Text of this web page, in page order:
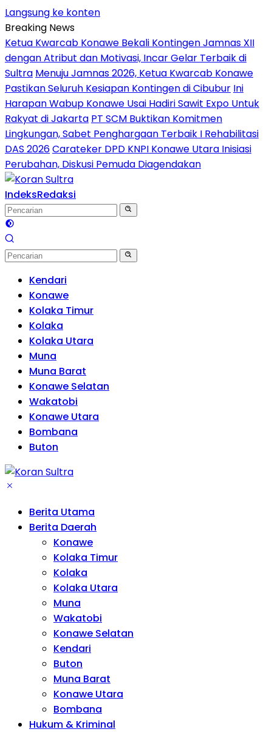
Langsung ke konten
Breaking News
Ketua Kwarcab Konawe Bekali Kontingen Jamnas XII
dengan Atribut dan Motivasi, Incar Gelar Terbaik di
Sultra Menuju Jamnas 2026, Ketua Kwarcab Konawe
Pastikan Seluruh Kesiapan Kontingen di Cibubur Ini
Harapan Wabup Konawe Usai Hadiri Sawit Expo Untuk
Rakyat di Jakarta PT SCM Buktikan Komitmen
Lingkungan, Sabet Penghargaan Terbaik I Rehabilitasi
DAS 2026Carateker DPD KNPI Konawe Utara Inisiasi
Perubahan, Diskusi Pemuda Diagendakan
IndeksRedaksi
Kendari
Konawe
Kolaka Timur
Kolaka
Kolaka Utara
Muna
Muna Barat
Konawe Selatan
Wakatobi
Konawe Utara
Bombana
Buton
Berita Utama
Berita Daerah
Konawe
Kolaka Timur
Kolaka
Kolaka Utara
Muna
Wakatobi
Konawe Selatan
Kendari
Buton
Muna Barat
Konawe Utara
Bombana
Hukum & Kriminal